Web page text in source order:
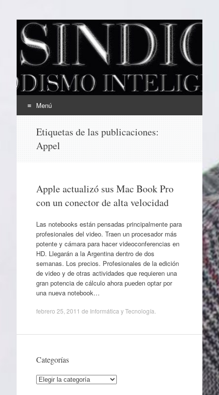
EL SINDICAL
Periodismo Inteligente
Menú
contenido
Etiquetas de las publicaciones:
Appel
Apple actualizó sus Mac Book Pro
con un conector de alta velocidad
Las notebooks están pensadas principalmente para
profesionales del video. Traen un procesador más
potente y cámara para hacer videoconferencias en
HD. Llegarán a la Argentina dentro de dos
semanas. Los precios. Profesionales de la edición
de video y de otras actividades que requieren una
gran potencia de cálculo ahora pueden optar por
una nueva notebook…
febrero 25, 2011 de Informática y Tecnología
Categorías
Categorías